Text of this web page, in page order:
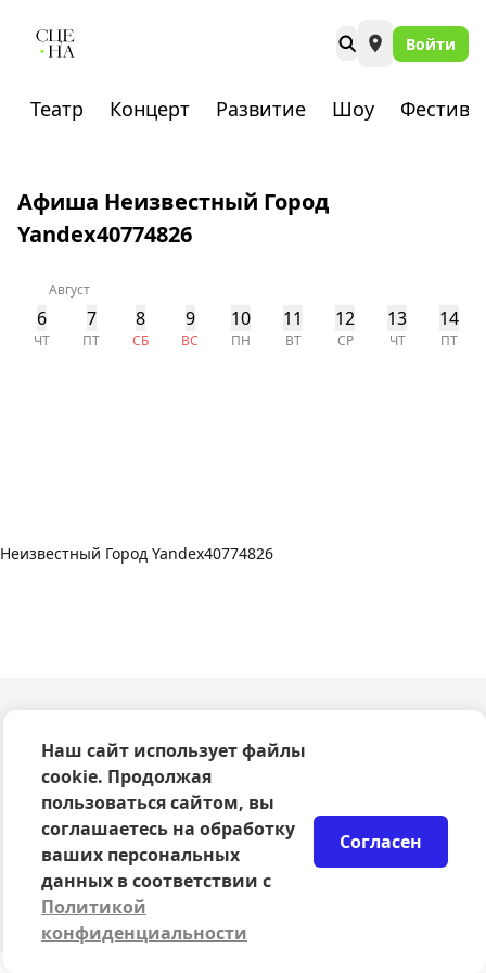
Войти
Театр Концерт Развитие Шоу
Афиша Неизвестный Город
Yandex40774826
Август
6
ЧТ
7
ПТ
8
СБ
9
ВС
10
ПН
11
ВТ
12
СР
13
ЧТ
14
ПТ
Неизвестный Город Yandex40774826
Оферта
Политика конфиденциальности
Согласие на обработку персональных данных
Правила возврата билетов
Возврат билетов
Организаторам
Наш сайт использует файлы
cookie. Продолжая
пользоваться сайтом, вы
соглашаетесь на обработку
ваших персональных
данных в соответствии с
Политикой
конфиденциальности
Согласен